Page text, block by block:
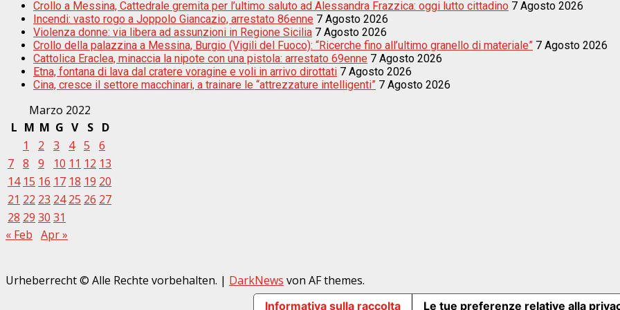
Crollo a Messina, Cattedrale gremita per l’ultimo saluto ad Alessandra Frazzica: oggi lutto cittadino 7 Agosto 2026
Incendi: vasto rogo a Joppolo Giancazio, arrestato 86enne 7 Agosto 2026
Violenza donne: via libera ad assunzioni in Regione Sicilia 7 Agosto 2026
Crollo della palazzina a Messina, Burgio (Vigili del Fuoco): “Ricerche fino all’ultimo granello di materiale” 7 Agosto 2026
Cattolica Eraclea, minaccia la nipote con una pistola: arrestato 69enne 7 Agosto 2026
Etna, fontana di lava dal cratere voragine e voli in arrivo dirottati 7 Agosto 2026
Cina, cresce il settore macchinari, a trainare le “attrezzature intelligenti” 7 Agosto 2026
Marzo 2022
L M M G V S
D
1
2 3 4 5
6
7 8 9 10 11 12 13
14 15 16 17 18 19 20
21 22 23 24 25 26 27
28 29 30 31
« Feb Apr »
Urheberrecht © Alle Rechte vorbehalten. | DarkNews von AF themes.
Informativa sulla raccolta Le tue preferenze relative alla